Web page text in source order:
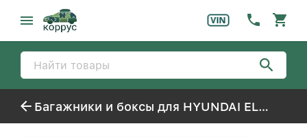
Багажники и боксы для HYUNDAI ELANTRA-MD (2011-)